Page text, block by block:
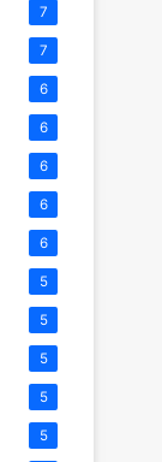
7
7
6
6
6
6
6
5
5
5
5
5